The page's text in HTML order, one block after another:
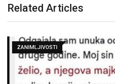
Related Articles
ZANIMLJIVOSTI